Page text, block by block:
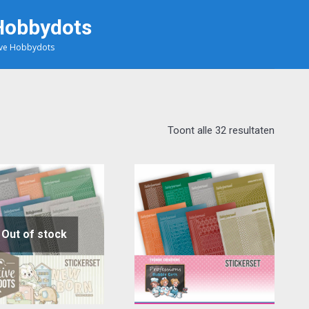
Hobbydots
Toont alle 32 resultaten
Out of stock